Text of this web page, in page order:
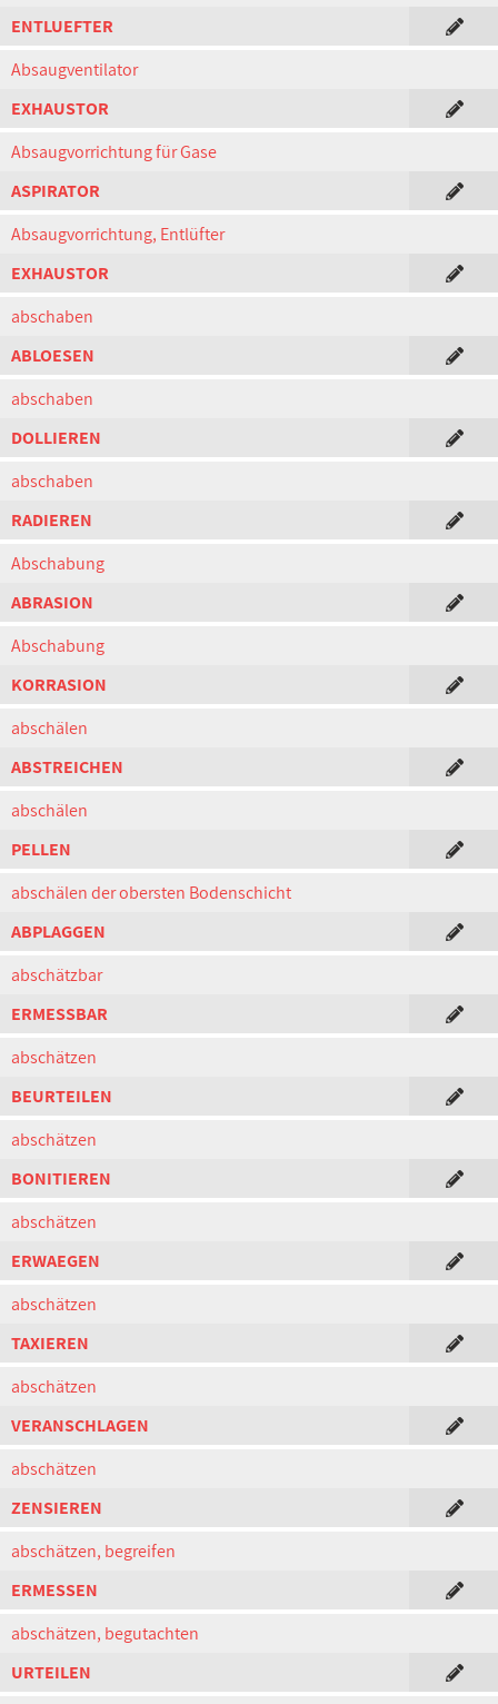
ENTLUEFTER
Absaugventilator
EXHAUSTOR
Absaugvorrichtung für Gase
ASPIRATOR
Absaugvorrichtung, Entlüfter
EXHAUSTOR
abschaben
ABLOESEN
abschaben
DOLLIEREN
abschaben
RADIEREN
Abschabung
ABRASION
Abschabung
KORRASION
abschälen
ABSTREICHEN
abschälen
PELLEN
abschälen der obersten Bodenschicht
ABPLAGGEN
abschätzbar
ERMESSBAR
abschätzen
BEURTEILEN
abschätzen
BONITIEREN
abschätzen
ERWAEGEN
abschätzen
TAXIEREN
abschätzen
VERANSCHLAGEN
abschätzen
ZENSIEREN
abschätzen, begreifen
ERMESSEN
abschätzen, begutachten
URTEILEN